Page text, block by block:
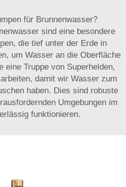
für Brunnenwasser?
sind eine besondere
die tief unter der Erde in
um Wasser an die Oberfläche
eine Truppe von Superhelden,
damit wir Wasser zum
haben. Dies sind robuste
Umgebungen im
funktionieren.